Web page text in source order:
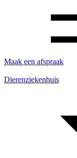
Maak een afspraak
Dierenziekenhuis